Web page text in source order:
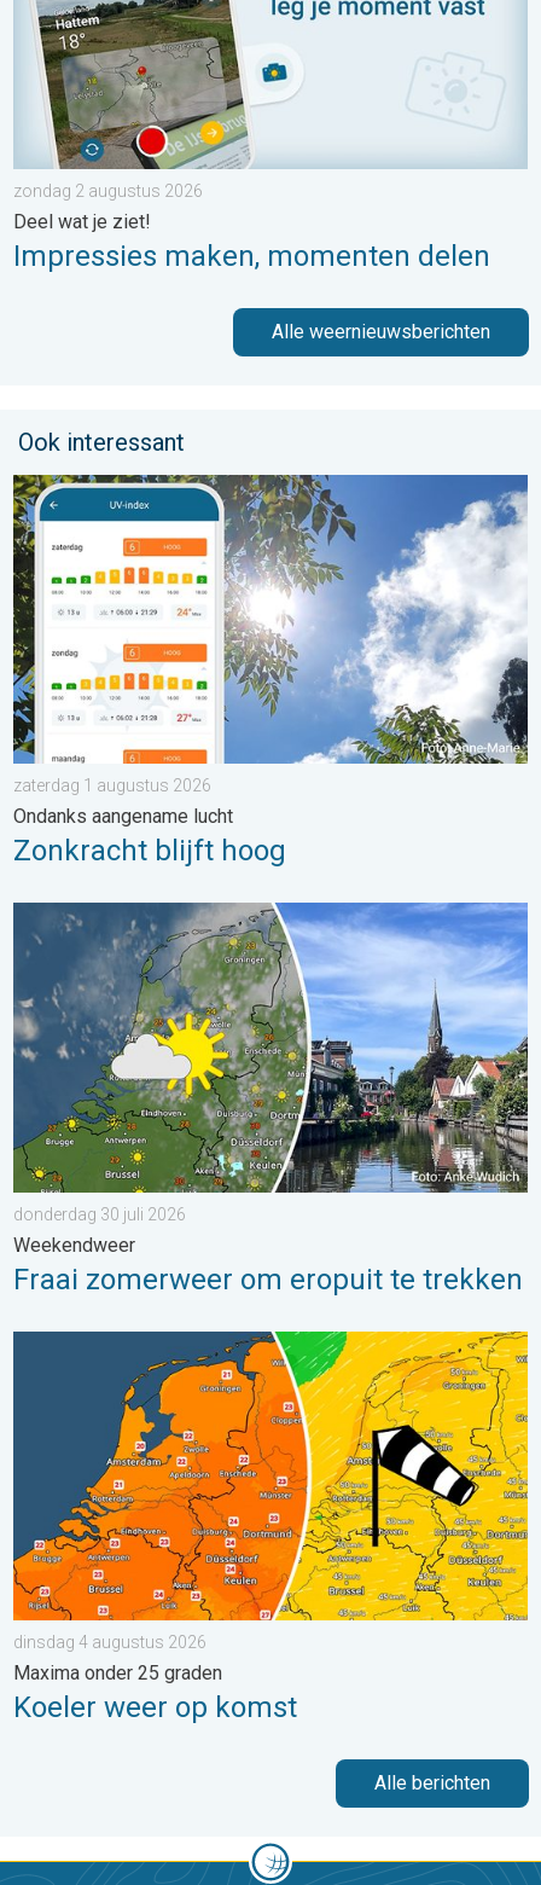
zondag 2 augustus 2026
Deel wat je ziet!
Impressies maken, momenten delen
Alle weernieuwsberichten
Ook interessant
Zonkracht blijft hoog. Ondanks aangename lucht. . . zaterdag
zaterdag 1 augustus 2026
Ondanks aangename lucht
Zonkracht blijft hoog
Fraai zomerweer om eropuit te trekken. Weekendweer. . .
donderdag 30 juli 2026
Weekendweer
Fraai zomerweer om eropuit te trekken
Koeler weer op komst. Maxima onder 25 graden. . . dinsdag
dinsdag 4 augustus 2026
Maxima onder 25 graden
Koeler weer op komst
Alle berichten